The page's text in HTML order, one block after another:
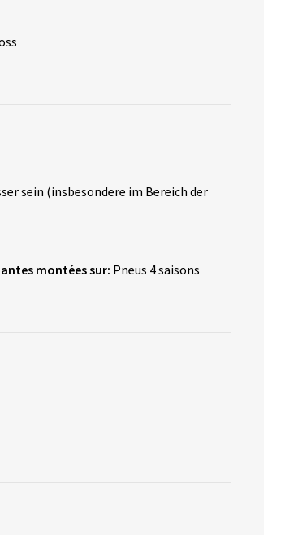
sein (insbesondere im Bereich der
montées sur: Pneus 4 saisons